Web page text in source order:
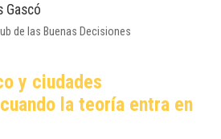
Gascó
de las Buenas Decisiones
y ciudades
la teoría entra en